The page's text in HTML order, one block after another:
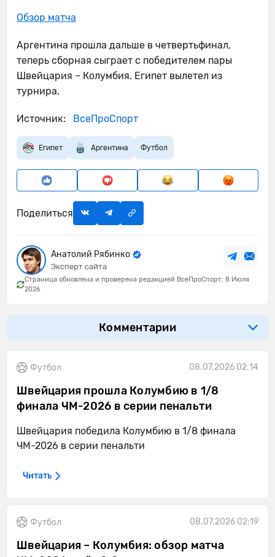
Обзор матча
Аргентина прошла дальше в четвертьфинал,
теперь сборная сыграет с победителем пары
Швейцария – Колумбия. Египет вылетел из
турнира.
Источник: ВсеПроСпорт
Египет Аргентина Футбол
Поделиться
Анатолий Рябинко
Эксперт сайта
Страница обновлена и проверена редакцией ВсеПроСпорт: 8 Июля
2026
Комментарии
Футбол 08.07.2026 02:14
Швейцария прошла Колумбию в 1/8
финала ЧМ-2026 в серии пенальти
Швейцария победила Колумбию в 1/8 финала
ЧМ-2026 в серии пенальти
Читать
Футбол 08.07.2026 02:19
Швейцария – Колумбия: обзор матча